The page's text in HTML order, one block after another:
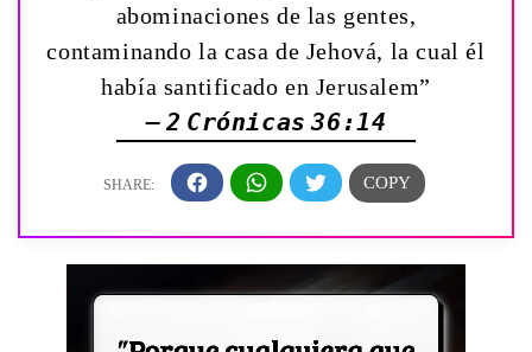
abominaciones de las gentes,
contaminando la casa de Jehová, la cual él
había santificado en Jerusalem”
— 2 Crónicas 36:14